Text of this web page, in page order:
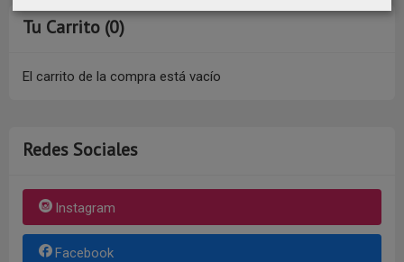
Tu Carrito (0)
El carrito de la compra está vacío
Redes Sociales
Instagram
Facebook